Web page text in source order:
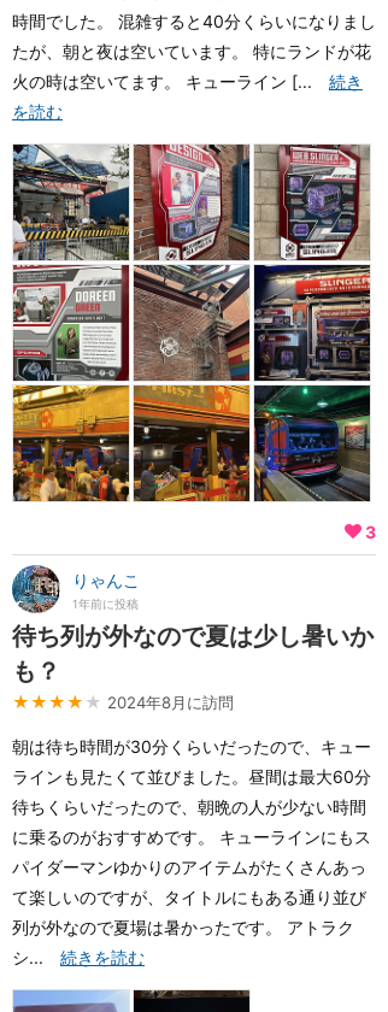
時間でした。 混雑すると40分くらいになりまし
たが、朝と夜は空いています。 特にランドが花
火の時は空いてます。 キューライン [... 続き
を読む
3
りゃんこ
1年前に投稿
待ち列が外なので夏は少し暑いか
も？
★★★★ ★ 2024年8月に訪問
朝は待ち時間が30分くらいだったので、キュー
ラインも見たくて並びました。昼間は最大60分
待ちくらいだったので、朝晩の人が少ない時間
に乗るのがおすすめです。 キューラインにもス
パイダーマンゆかりのアイテムがたくさんあっ
て楽しいのですが、タイトルにもある通り並び
列が外なので夏場は暑かったです。 アトラク
シ... 続きを読む